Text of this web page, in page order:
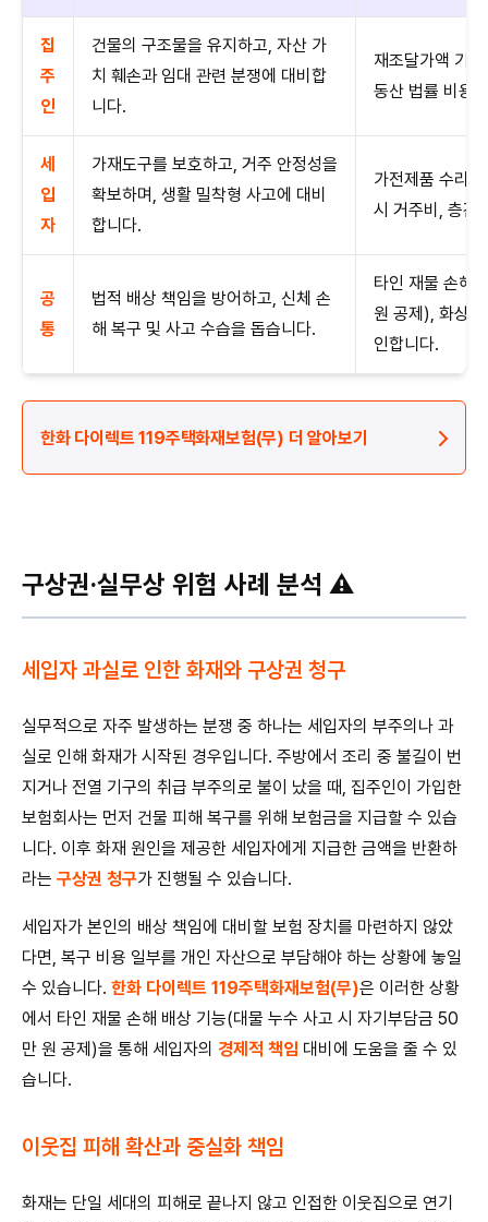
집
주
인
건물의 구조물을 유지하고, 자산 가
치 훼손과 임대 관련 분쟁에 대비합
니다.
재조달가액 기
동산 법률 비용
세
입
자
가재도구를 보호하고, 거주 안정성을
확보하며, 생활 밀착형 사고에 대비
합니다.
가전제품 수리
시 거주비, 층간
공
통
법적 배상 책임을 방어하고, 신체 손
해 복구 및 사고 수습을 돕습니다.
타인 재물 손해
원 공제), 화상
인합니다.
한화 다이렉트 119주택화재보험(무) 더 알아보기
구상권·실무상 위험 사례 분석 ⚠️
세입자 과실로 인한 화재와 구상권 청구
실무적으로 자주 발생하는 분쟁 중 하나는 세입자의 부주의나 과
실로 인해 화재가 시작된 경우입니다. 주방에서 조리 중 불길이 번
지거나 전열 기구의 취급 부주의로 불이 났을 때, 집주인이 가입한
보험회사는 먼저 건물 피해 복구를 위해 보험금을 지급할 수 있습
니다. 이후 화재 원인을 제공한 세입자에게 지급한 금액을 반환하
라는 구상권 청구가 진행될 수 있습니다.
세입자가 본인의 배상 책임에 대비할 보험 장치를 마련하지 않았
다면, 복구 비용 일부를 개인 자산으로 부담해야 하는 상황에 놓일
수 있습니다. 한화 다이렉트 119주택화재보험(무)은 이러한 상황
에서 타인 재물 손해 배상 기능(대물 누수 사고 시 자기부담금 50
만 원 공제)을 통해 세입자의 경제적 책임 대비에 도움을 줄 수 있
습니다.
이웃집 피해 확산과 중실화 책임
화재는 단일 세대의 피해로 끝나지 않고 인접한 이웃집으로 연기